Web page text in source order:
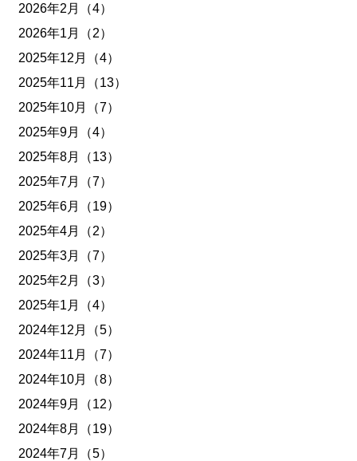
2026年2月（4）
2026年1月（2）
2025年12月（4）
2025年11月（13）
2025年10月（7）
2025年9月（4）
2025年8月（13）
2025年7月（7）
2025年6月（19）
2025年4月（2）
2025年3月（7）
2025年2月（3）
2025年1月（4）
2024年12月（5）
2024年11月（7）
2024年10月（8）
2024年9月（12）
2024年8月（19）
2024年7月（5）